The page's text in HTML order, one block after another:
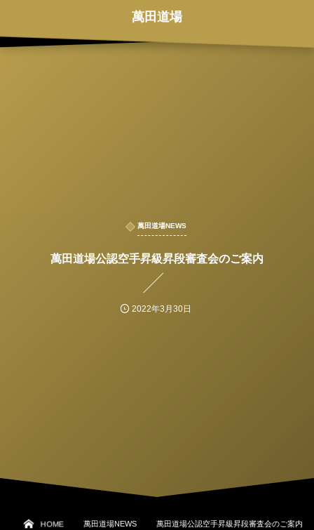
萬田道場
萬田道場NEWS
萬田道場公認空手昇級昇段審査会のご案内
2022年3月30日
HOME 萬田道場NEWS 萬田道場公認空手昇級昇段審査会のご案内